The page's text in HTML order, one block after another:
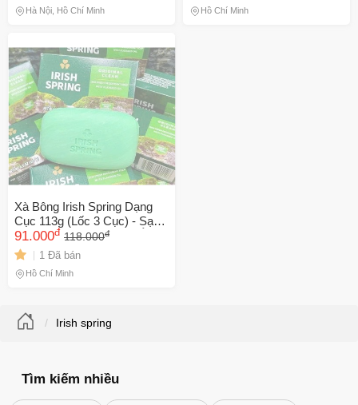
Hà Nội, Hồ Chí Minh Hồ Chí Minh
Xà Bông Irish Spring Dạng
Cục 113g (Lốc 3 Cục) - Sạch
Da, Thơm Lâu, Dưỡng Ẩm
Cho Da Mềm Mại
91.000đ 118.000đ
1 Đã bán
Hồ Chí Minh
Irish spring
Tìm kiếm nhiều